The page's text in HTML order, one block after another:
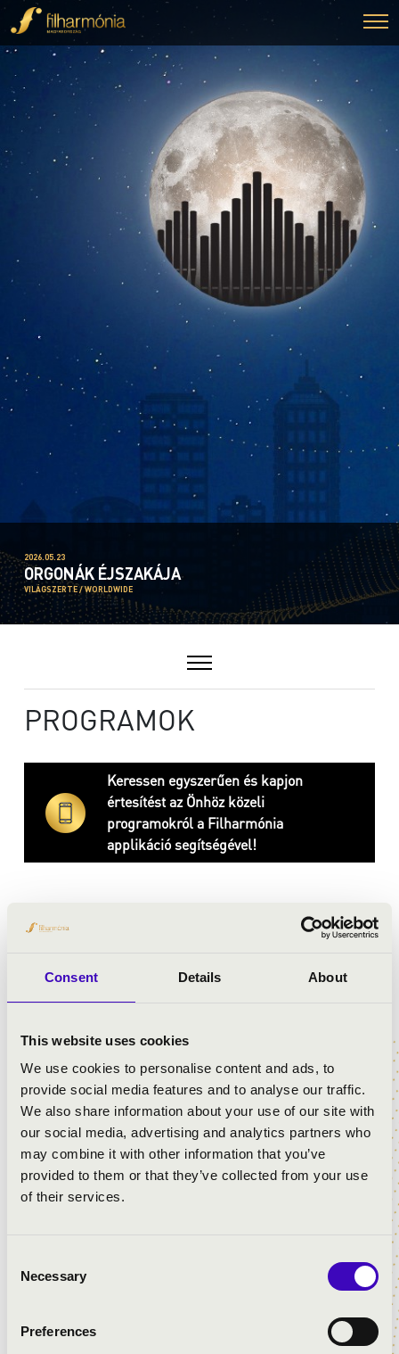
Consent Details About
This website uses cookies
We use cookies to personalise content and ads, to
provide social media features and to analyse our traffic.
We also share information about your use of our site with
our social media, advertising and analytics partners who
may combine it with other information that you’ve
provided to them or that they’ve collected from your use
of their services.
Selection
Necessary
Preferences
2026.05.23
ORGONÁK ÉJSZAKÁJA
VILÁGSZERTE / WORLDWIDE
PROGRAMOK
Keressen egyszerűen és kapjon
értesítést az Önhöz közeli
programokról a Filharmónia
applikáció segítségével!